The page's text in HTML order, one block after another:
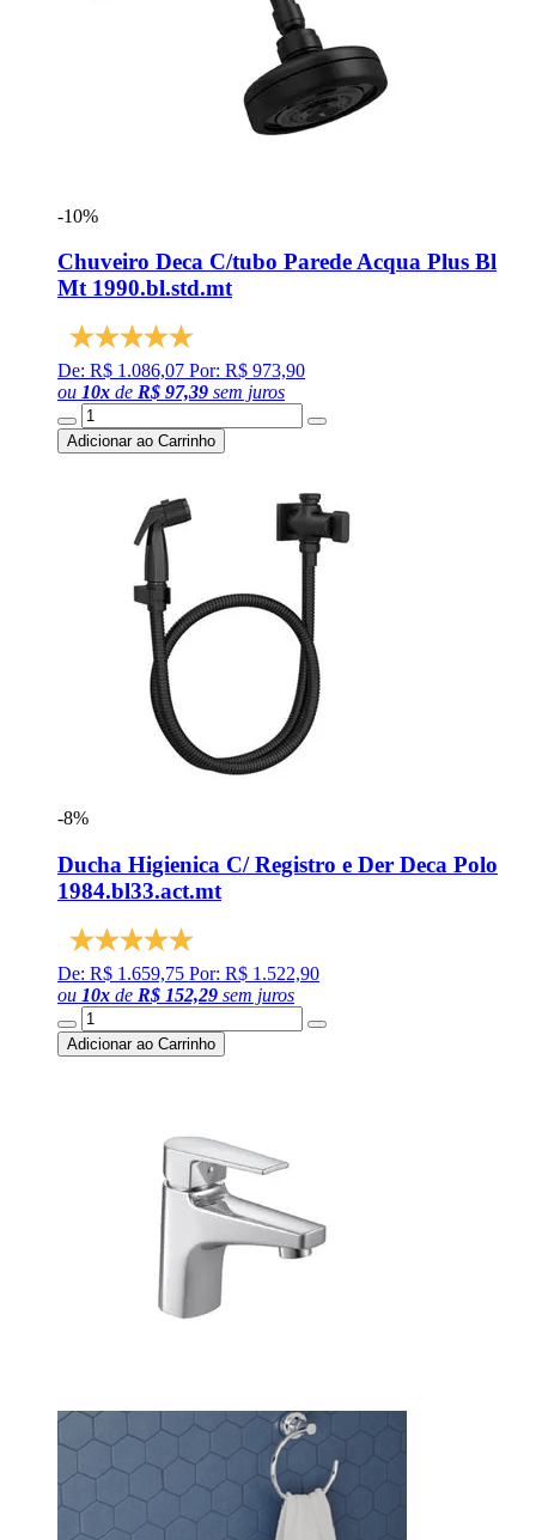
-10%
Chuveiro Deca C/tubo Parede Acqua Plus Bl
Mt 1990.bl.std.mt
De: R$ 1.086,07 Por: R$ 973,90
ou 10x de R$ 97,39 sem juros
Adicionar ao Carrinho
-8%
Ducha Higienica C/ Registro e Der Deca Polo
1984.bl33.act.mt
De: R$ 1.659,75 Por: R$ 1.522,90
ou 10x de R$ 152,29 sem juros
Adicionar ao Carrinho